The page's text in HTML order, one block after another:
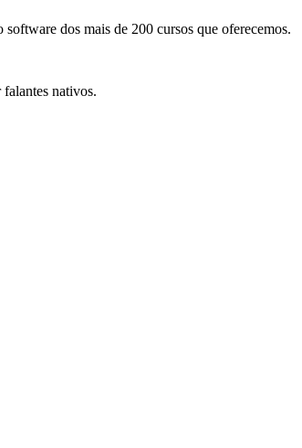
dos mais de 200 cursos que oferecemos.
nativos.